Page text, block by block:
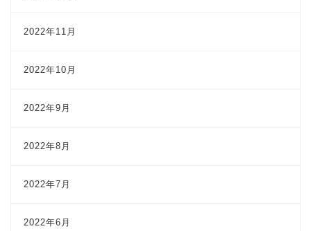
2022年11月
2022年10月
2022年9月
2022年8月
2022年7月
2022年6月